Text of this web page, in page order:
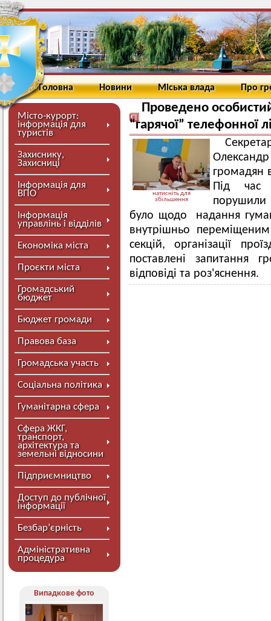
Головна Новини Міська влада Про
Місто-курорт:
інформація для
туристів
Захиснику,
Захисниці
Інформація для
ВПО
Інформація
управлінь і відділів
Економіка міста
Проєкти міста
Громадський
бюджет
Бюджет громади
Правова база
Громадська участь
Соціальна політика
Гуманітарна сфера
Сфера ЖКГ,
транспорт,
архітектура та
земельні відносини
Підприємництво
Доступ до публічної
інформації
Безбар’єрність
Адміністративна
процедура
Випадкове фото
Проведено
“гарячої” телефонної
натисніть для
збільшення
громадян
Під час
порушили
було щодо надання
внутрішньо
секцій, організації
поставлені запитання
відповіді та роз'яснення.